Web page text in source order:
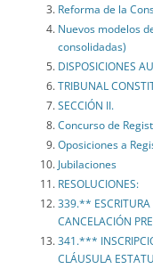
Reforma de la
Nuevos modelos
consolidadas)
DISPOSICIONES
TRIBUNAL
SECCIÓN II.
Concurso de
Oposiciones a
Jubilaciones
RESOLUCIONES:
339.**
CANCELACIÓN
341.***
CLÁUSULA